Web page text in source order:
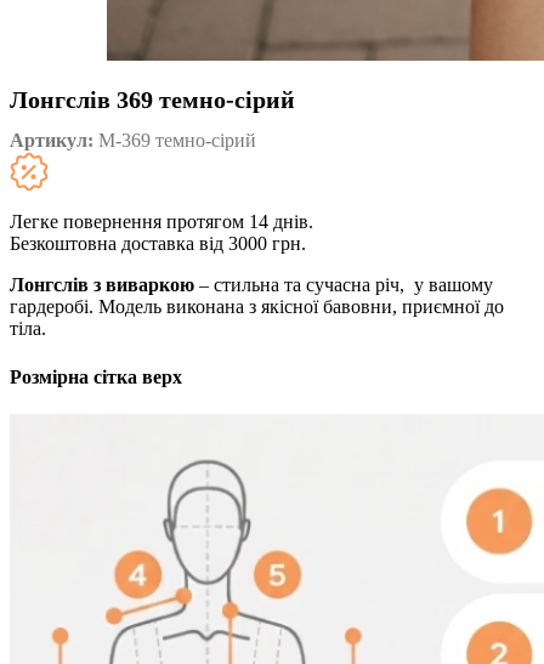
Лонгслів 369 темно-сірий
Артикул: М-369 темно-сірий
Легке повернення протягом 14 днів.
Безкоштовна доставка від 3000 грн.
Лонгслів з виваркою – стильна та сучасна річ, у вашому
гардеробі. Модель виконана з якісної бавовни, приємної до
тіла.
Розмірна сітка верх